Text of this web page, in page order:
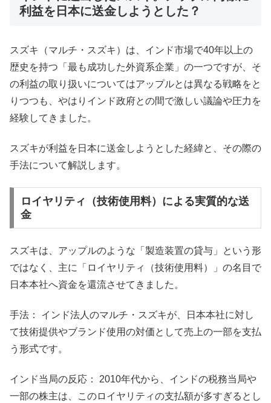
利益を日本に送金しようとした？
スズキ（マルチ・スズキ）は、インド市場で40年以上の
歴史を持つ「最も成功した外資系企業」の一つですが、そ
の利益の取り扱いについてはアップルとは異なる戦略をと
りつつも、やはりインド政府との間で激しい議論や圧力を
経験してきました。
スズキが利益を日本に送金しようとした経緯と、その際の
手法について解説します。
ロイヤリティ（技術使用料）による実質的な送
金
スズキは、アップルのような「製造装置の貸与」という形
ではなく、主に「ロイヤリティ（技術使用料）」の名目で
日本本社へ資金を還流させてきました。
手法： インド法人のマルチ・スズキが、日本本社に対し
て技術提供やブランド使用の対価として売上の一部を支払
う形式です。
インド当局の反応： 2010年代から、インドの税務当局や
一部の株主は、このロイヤリティの支払額が多すぎるとし